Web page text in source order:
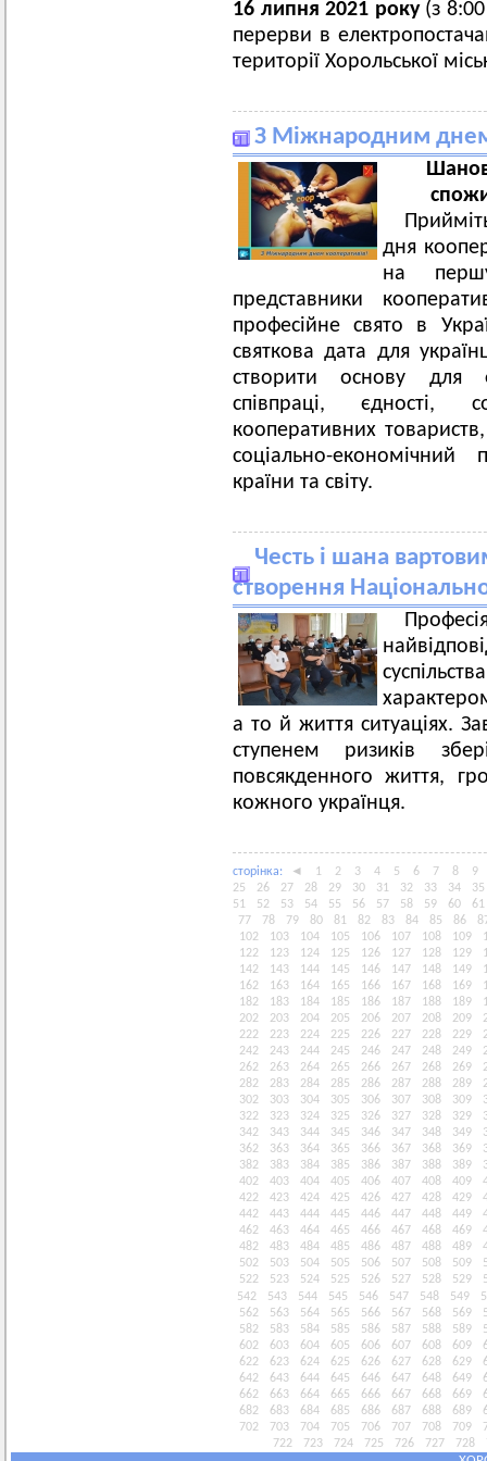
16 липня 2021 року(з 8:00
перерви в
території Хорольської
З Міжнародним
дня
на
представники
професійне свято в
святкова дата для
створити основу для
співпраці, єдності,
кооперативних
соціально-
країни та світу.
Честь і шана
створення
а то й життя ситуаціях.
ступенем ризиків
повсякденного життя,
кожного українця.
сторiнка: ◄ 1 2 3 4 5 6 7 8
9
25
26 27 28 29 30 31 32 33 34
35
51
52 53 54 55 56 57 58 59 60
61
77
78 79 80 81 82 83 84 85 86
102
103 104 105 106 107 108 109
122
123 124 125 126 127 128 129
142
143 144 145 146 147 148 149
162
163 164 165 166 167 168 169
182
183 184 185 186 187 188 189
202
203 204 205 206 207 208 209
222
223 224 225 226 227 228 229
242
243 244 245 246 247 248 249
262
263 264 265 266 267 268 269
282
283 284 285 286 287 288 289
302
303 304 305 306 307 308 309
322
323 324 325 326 327 328 329
342
343 344 345 346 347 348 349
362
363 364 365 366 367 368 369
382
383 384 385 386 387 388 389
402
403 404 405 406 407 408 409
422
423 424 425 426 427 428 429
442
443 444 445 446 447 448 449
462
463 464 465 466 467 468 469
482
483 484 485 486 487 488 489
502
503 504 505 506 507 508 509
522
523 524 525 526 527 528 529
542
543 544 545 546 547 548 549
562
563 564 565 566 567 568 569
582
583 584 585 586 587 588 589
602
603 604 605 606 607 608 609
622
623 624 625 626 627 628 629
642
643 644 645 646 647 648 649
662
663 664 665 666 667 668 669
682
683 684 685 686 687 688 689
702
703 704 705 706 707 708 709
722
723 724 725 726 727 728